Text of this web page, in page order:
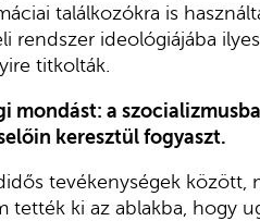
találkozókra is
rendszer ideológiájába
titkolták.
mondást: a
keresztül fogyaszt.
tevékenységek között,
tették ki az ablakba, hogy